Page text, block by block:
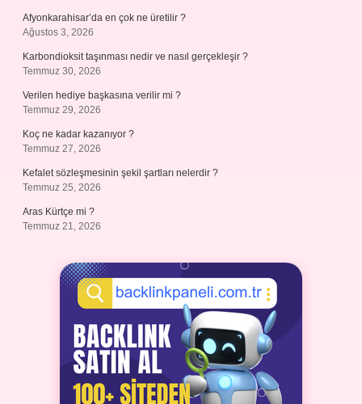
Afyonkarahisar’da en çok ne üretilir ?
Ağustos 3, 2026
Karbondioksit taşınması nedir ve nasıl gerçekleşir ?
Temmuz 30, 2026
Verilen hediye başkasına verilir mi ?
Temmuz 29, 2026
Koç ne kadar kazanıyor ?
Temmuz 27, 2026
Kefalet sözleşmesinin şekil şartları nelerdir ?
Temmuz 25, 2026
Aras Kürtçe mi ?
Temmuz 21, 2026